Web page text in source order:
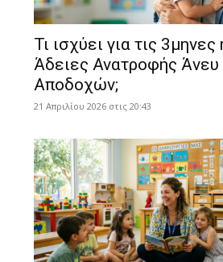
​Τι ισχύει για τις
Άδειες Ανατροφής Άνευ
Αποδοχών;
21 Απριλίου 2026 στις 20:43